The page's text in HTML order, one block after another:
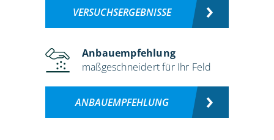
VERSUCHSERGEBNISSE
Anbauempfehlung
maßgeschneidert für Ihr Feld
ANBAUEMPFEHLUNG